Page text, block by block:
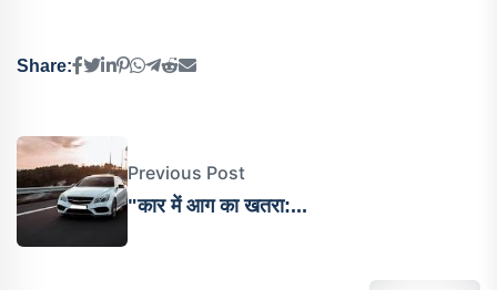
Share:
Previous Post
"कार में आग का खतरा:...